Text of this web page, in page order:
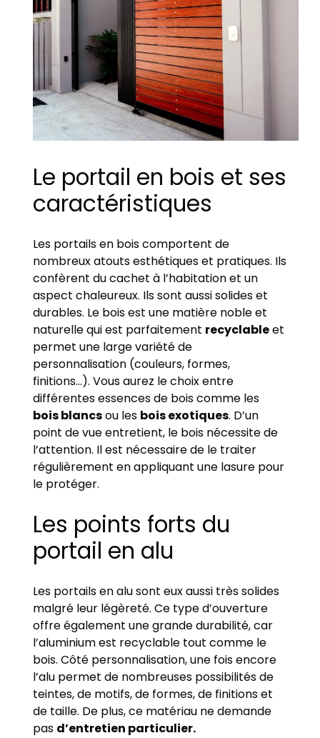
Le portail en bois et ses
caractéristiques
Les portails en bois comportent de
nombreux atouts esthétiques et pratiques. Ils
confèrent du cachet à l’habitation et un
aspect chaleureux. Ils sont aussi solides et
durables. Le bois est une matière noble et
naturelle qui est parfaitement recyclableet
permet une large variété de
personnalisation (couleurs, formes,
finitions…). Vous aurez le choix entre
différentes essences de bois comme les
bois blancsou les bois exotiques. D’un
point de vue entretient, le bois nécessite de
l’attention. Il est nécessaire de le traiter
régulièrement en appliquant une lasure pour
le protéger.
Les points forts du
portail en alu
Les portails en alu sont eux aussi très solides
malgré leur légèreté. Ce type d’ouverture
offre également une grande durabilité, car
l’aluminium est recyclable tout comme le
bois. Côté personnalisation, une fois encore
l’alu permet de nombreuses possibilités de
teintes, de motifs, de formes, de finitions et
de taille. De plus, ce matériau ne demande
pas d’entretien particulier.